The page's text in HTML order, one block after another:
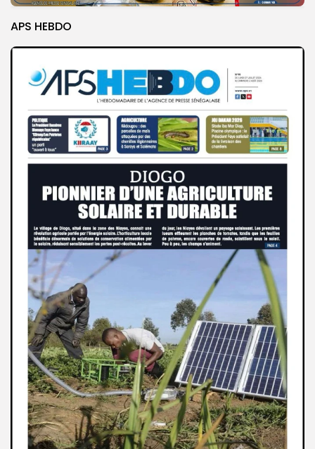
APS HEBDO